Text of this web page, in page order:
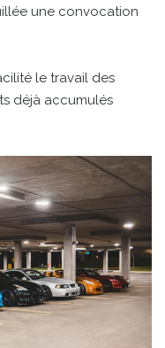
une convocation
le travail des
déjà accumulés